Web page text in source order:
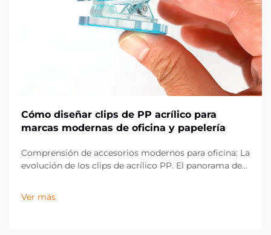
Cómo diseñar clips de PP acrílico para
marcas modernas de oficina y papelería
Comprensión de accesorios modernos para oficina: La
evolución de los clips de acrílico PP. El panorama de
drásticamente en la última década, con los clips de
acrílico PP emergiendo como un componente
Ver más